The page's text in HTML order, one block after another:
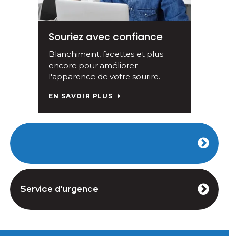
Souriez avec confiance
Blanchiment, facettes et plus
encore pour améliorer
l'apparence de votre sourire.
EN SAVOIR PLUS
Service d'urgence